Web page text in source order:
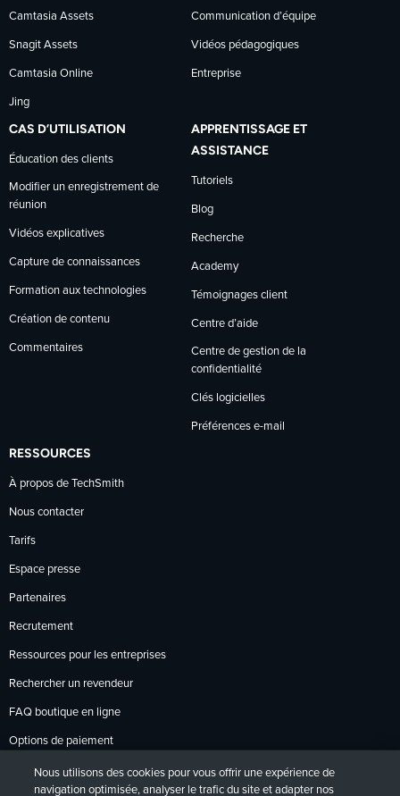
Camtasia Assets
Snagit Assets
Camtasia Online
Jing
Communication d’équipe
Vidéos pédagogiques
Entreprise
CAS D’UTILISATION
Éducation des clients
Modifier un enregistrement de
réunion
Vidéos explicatives
Capture de connaissances
Formation aux technologies
Création de contenu
Commentaires
APPRENTISSAGE ET
ASSISTANCE
Tutoriels
Blog
Recherche
Academy
Témoignages client
Centre d’aide
Centre de gestion de la
confidentialité
Clés logicielles
Préférences e-mail
RESSOURCES
À propos de TechSmith
Nous contacter
Tarifs
Espace presse
Partenaires
Recrutement
Ressources pour les entreprises
Rechercher un revendeur
FAQ boutique en ligne
Options de paiement
Politique de retour
Nous utilisons des cookies pour vous offrir une expérience de
navigation optimisée, analyser le trafic du site et adapter nos